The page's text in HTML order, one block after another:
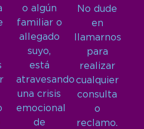
o algún
familiar o
allegado
suyo,
está
atravesando
una crisis
emocional
de
No dude
en
llamarnos
para
realizar
cualquier
consulta
o
reclamo.